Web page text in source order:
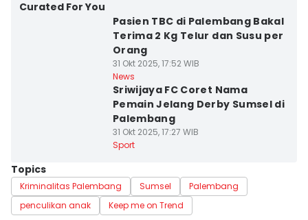
Curated For You
Pasien TBC di Palembang Bakal
Terima 2 Kg Telur dan Susu per
Orang
31 Okt 2025, 17:52 WIB
News
Sriwijaya FC Coret Nama
Pemain Jelang Derby Sumsel di
Palembang
31 Okt 2025, 17:27 WIB
Sport
Topics
Kriminalitas Palembang Sumsel
Palembang
penculikan anak
Keep me on Trend